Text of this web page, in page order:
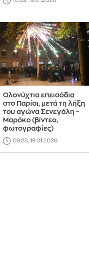
Ολονύχτια επεισόδια
στο Παρίσι, μετά τη λήξη
του αγώνα Σενεγάλη –
Μαρόκο (βίντεο,
φωτογραφίες)
09:28, 19.01.2026